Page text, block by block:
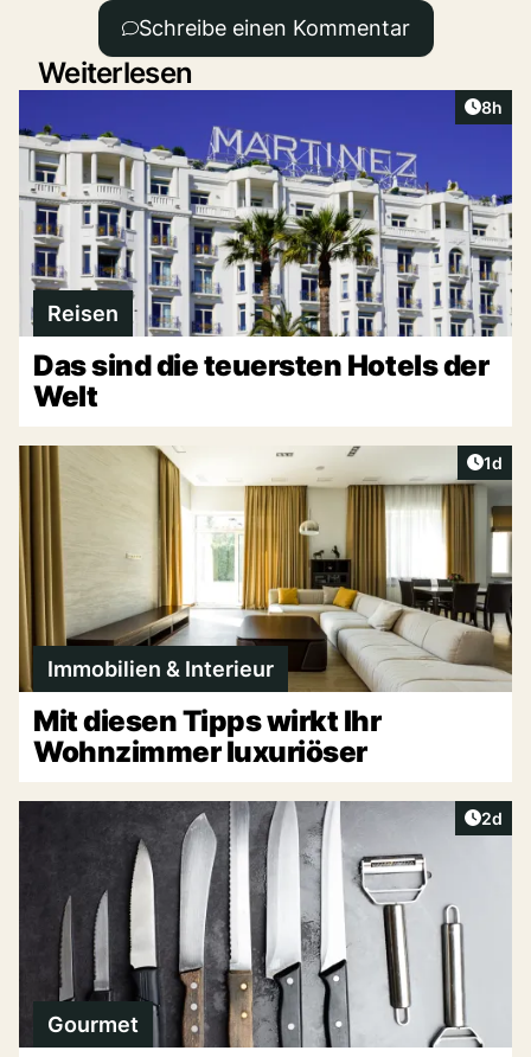
Schreibe einen Kommentar
Weiterlesen
8h
Reisen
Das sind die teuersten Hotels der
Welt
1d
Immobilien & Interieur
Mit diesen Tipps wirkt Ihr
Wohnzimmer luxuriöser
2d
Gourmet